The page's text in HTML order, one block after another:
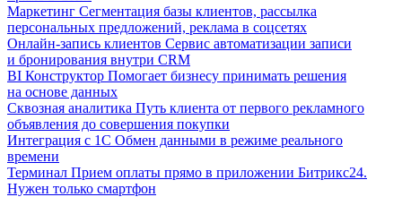
Маркетинг Сегментация базы клиентов, рассылка
персональных предложений, реклама в соцсетях
Онлайн-запись клиентов Сервис автоматизации записи
и бронирования внутри CRM
BI Конструктор Помогает бизнесу принимать решения
на основе данных
Сквозная аналитика Путь клиента от первого рекламного
объявления до совершения покупки
Интеграция с 1С Обмен данными в режиме реального
времени
Терминал Прием оплаты прямо в приложении Битрикс24.
Нужен только смартфон